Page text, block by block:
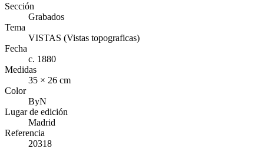
Sección
Grabados
Tema
VISTAS (Vistas topograficas)
Fecha
c. 1880
Medidas
35 × 26 cm
Color
ByN
Lugar de edición
Madrid
Referencia
20318